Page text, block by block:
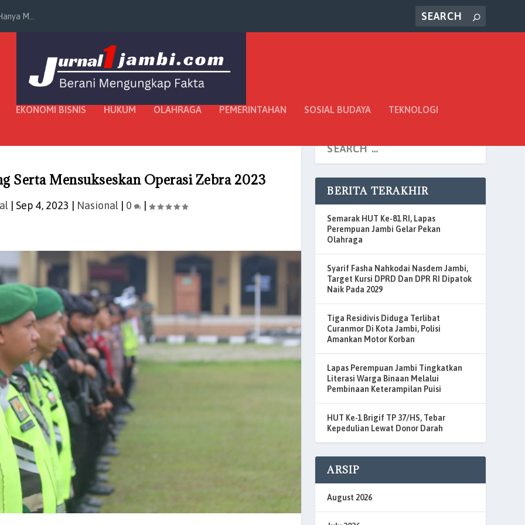
M...
EKONOMI BISNIS HUKUM OLAHRAGA PEMERINTAHAN SOSIAL BUDAYA TEKNOLOGI
Serta Mensukseskan Operasi Zebra 2023
Sep 4, 2023 Nasional 0 |
BERITA TERAKHIR
Semarak HUT Ke-81 RI, Lapas
Perempuan Jambi Gelar Pekan
Olahraga
Syarif Fasha Nahkodai Nasdem Jambi,
Target Kursi DPRD Dan DPR RI Dipatok
Naik Pada 2029
Tiga Residivis Diduga Terlibat
Curanmor Di Kota Jambi, Polisi
Amankan Motor Korban
Lapas Perempuan Jambi Tingkatkan
Literasi Warga Binaan Melalui
Pembinaan Keterampilan Puisi
HUT Ke-1 Brigif TP 37/HS, Tebar
Kepedulian Lewat Donor Darah
ARSIP
August 2026